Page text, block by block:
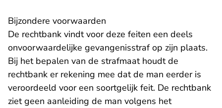
Bijzondere voorwaarden
De rechtbank vindt voor deze feiten een deels
onvoorwaardelijke gevangenisstraf op zijn plaats.
Bij het bepalen van de strafmaat houdt de
rechtbank er rekening mee dat de man eerder is
veroordeeld voor een soortgelijk feit. De rechtbank
ziet geen aanleiding de man volgens het